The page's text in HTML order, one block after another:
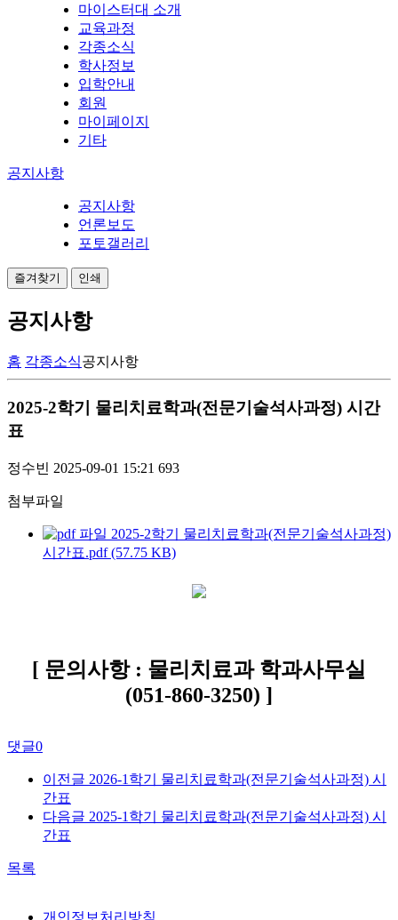
마이스터대 소개
교육과정
각종소식
학사정보
입학안내
회원
마이페이지
기타
공지사항
공지사항
언론보도
포토갤러리
즐겨찾기 인쇄
공지사항
홈 각종소식공지사항
2025-2학기 물리치료학과(전문기술석사과정) 시간
표
정수빈 2025-09-01 15:21 693
첨부파일
2025-2학기 물리치료학과(전문기술석사과정)
시간표.pdf (57.75 KB)
[ 문의사항 : 물리치료과 학과사무실
(051-860-3250) ]
댓글0
이전글 2026-1학기 물리치료학과(전문기술석사과정) 시
간표
다음글 2025-1학기 물리치료학과(전문기술석사과정) 시
간표
목록
개인정보처리방침